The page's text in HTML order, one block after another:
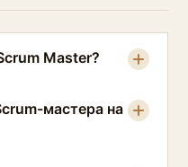
Master?
мастера на